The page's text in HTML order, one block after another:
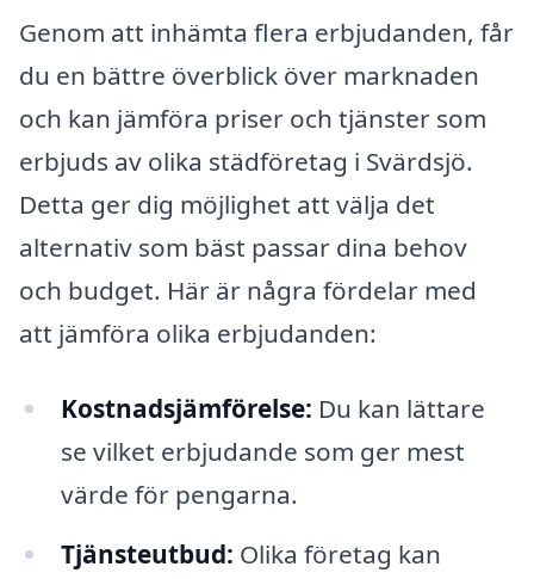
Genom att inhämta flera erbjudanden, får
du en bättre överblick över marknaden
och kan jämföra priser och tjänster som
erbjuds av olika städföretag i Svärdsjö.
Detta ger dig möjlighet att välja det
alternativ som bäst passar dina behov
och budget. Här är några fördelar med
att jämföra olika erbjudanden:
Kostnadsjämförelse: Du kan lättare
se vilket erbjudande som ger mest
värde för pengarna.
Tjänsteutbud: Olika företag kan